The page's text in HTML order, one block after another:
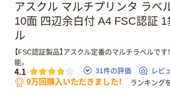
アスクル マルチプリンタ ラベ
10面 四辺余白付 A4 FSC認証 1
ル
【FSC認証製品】アスクル定番のマルチラベルです
能。
4.1 31件の評価 レビ
9万回購入いただきました！ ランキング